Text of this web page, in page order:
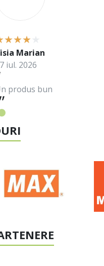
produs bun
Marian
iul. 2026